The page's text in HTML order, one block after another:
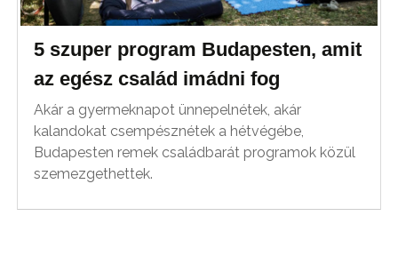
5 szuper program Budapesten, amit
az egész család imádni fog
Akár a gyermeknapot ünnepelnétek, akár
kalandokat csempésznétek a hétvégébe,
Budapesten remek családbarát programok közül
szemezgethettek.